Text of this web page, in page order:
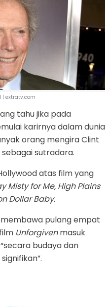
| extratv.com
tahu jika pada
karirnya dalam dunia
orang mengira Clint
sutradara.
atas film yang
Misty for Me, High Plains
Dollar Baby.
pulang empat
Unforgivenmasuk
budaya dan